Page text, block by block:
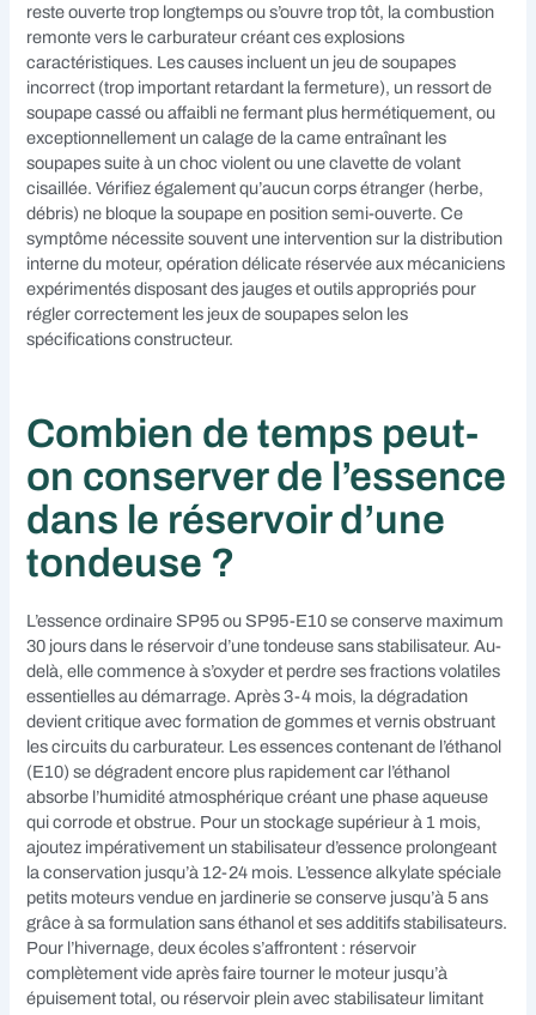
reste ouverte trop longtemps ou s’ouvre trop tôt, la combustion
remonte vers le carburateur créant ces explosions
caractéristiques. Les causes incluent un jeu de soupapes
incorrect (trop important retardant la fermeture), un ressort de
soupape cassé ou affaibli ne fermant plus hermétiquement, ou
exceptionnellement un calage de la came entraînant les
soupapes suite à un choc violent ou une clavette de volant
cisaillée. Vérifiez également qu’aucun corps étranger (herbe,
débris) ne bloque la soupape en position semi-ouverte. Ce
symptôme nécessite souvent une intervention sur la distribution
interne du moteur, opération délicate réservée aux mécaniciens
expérimentés disposant des jauges et outils appropriés pour
régler correctement les jeux de soupapes selon les
spécifications constructeur.
Combien de temps peut-
on conserver de l’essence
dans le réservoir d’une
tondeuse ?
L’essence ordinaire SP95 ou SP95-E10 se conserve maximum
30 jours dans le réservoir d’une tondeuse sans stabilisateur. Au-
delà, elle commence à s’oxyder et perdre ses fractions volatiles
essentielles au démarrage. Après 3-4 mois, la dégradation
devient critique avec formation de gommes et vernis obstruant
les circuits du carburateur. Les essences contenant de l’éthanol
(E10) se dégradent encore plus rapidement car l’éthanol
absorbe l’humidité atmosphérique créant une phase aqueuse
qui corrode et obstrue. Pour un stockage supérieur à 1 mois,
ajoutez impérativement un stabilisateur d’essence prolongeant
la conservation jusqu’à 12-24 mois. L’essence alkylate spéciale
petits moteurs vendue en jardinerie se conserve jusqu’à 5 ans
grâce à sa formulation sans éthanol et ses additifs stabilisateurs.
Pour l’hivernage, deux écoles s’affrontent : réservoir
complètement vide après faire tourner le moteur jusqu’à
épuisement total, ou réservoir plein avec stabilisateur limitant